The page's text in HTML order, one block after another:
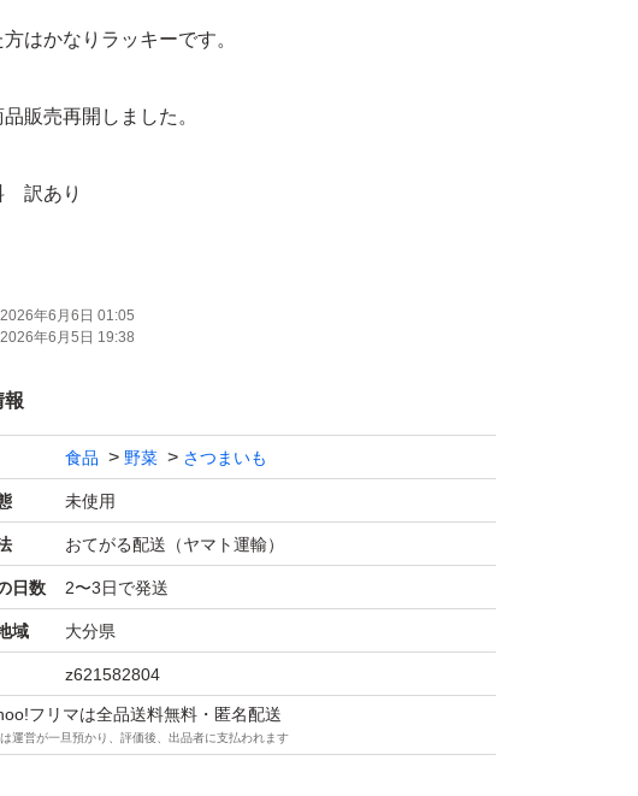
方はかなりラッキーです。
品販売再開しました。
訳あり
も 熟成紅はるか 5kg 大容量
産
ラバラになります。
すい価格にて
します。
箱を使用しております、運送上の都合により5kg（箱
焼き芋、干し芋、芋けんぴにして食べるのもオススメ
2026年6月6日 01:05
2026年6月5日 19:38
報
食品 野菜 さつまいも
未使用
おてがる配送（ヤマト運輸）
日数 2〜3日で発送
域 大分県
z621582804
フリマは全品送料無料・匿名配送
運営が一旦預かり、評価後、出品者に支払われます